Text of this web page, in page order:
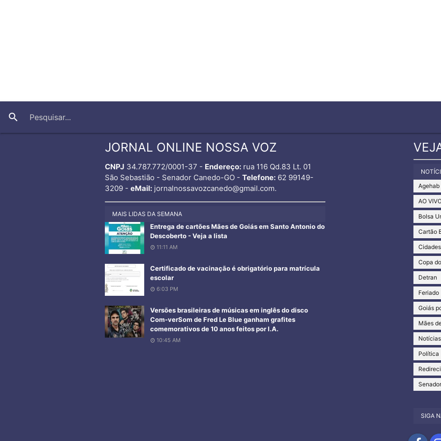
search
JORNAL ONLINE NOSSA VOZ
CNPJ 34.787.772/0001-37 - Endereço:rua 116 Qd.83 Lt. 01
São Sebastião - Senador Canedo-GO - Telefone:62 99149-
3209 - eMail:jornalnossavozcanedo@gmail.com.
MAIS LIDAS DA SEMANA
Entrega de cartões Mães de Goiás em Santo Antonio do
Descoberto - Veja a lista
11:11 AM
Certificado de vacinação é obrigatório para matrícula
escolar
6:03 PM
Versões brasileiras de músicas em inglês do disco
Com-verSom de Fred Le Blue ganham grafites
comemorativos de 10 anos feitos por I.A.
10:45 AM
Agehab
AO
Bolsa
Cartão
Cidades
Copa
Detran
Feriado
Goiás
Mães
Notícias
Política
SIGA